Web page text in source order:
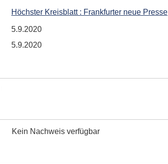
Höchster Kreisblatt : Frankfurter neue Presse
5.9.2020
5.9.2020
Kein Nachweis verfügbar